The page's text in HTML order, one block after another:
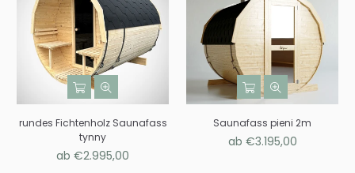
rundes Fichtenholz Saunafass
tynny
ab €2.995,00
Saunafass pieni 2m
ab €3.195,00